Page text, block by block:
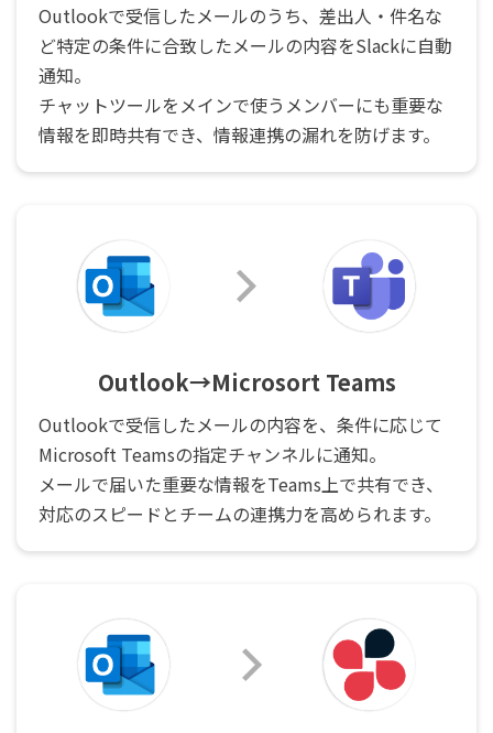
Outlookで受信したメールのうち、差出人・件名な
ど特定の条件に合致したメールの内容をSlackに自動
通知。
チャットツールをメインで使うメンバーにも重要な
情報を即時共有でき、情報連携の漏れを防げます。
Outlook→Microsort Teams
Outlookで受信したメールの内容を、条件に応じて
Microsoft Teamsの指定チャンネルに通知。
メールで届いた重要な情報をTeams上で共有でき、
対応のスピードとチームの連携力を高められます。